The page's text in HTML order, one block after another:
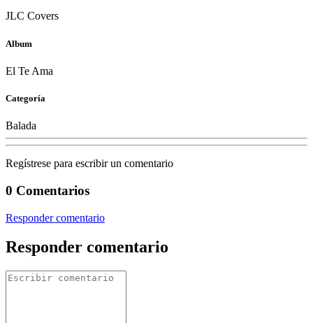
JLC Covers
Album
El Te Ama
Categoría
Balada
Regístrese para escribir un comentario
0 Comentarios
Responder comentario
Responder comentario